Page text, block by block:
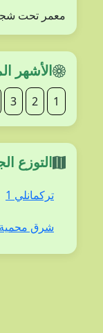
معمر تحت
الأشهر
1
2
3
التوزع
تركمانلي 1
شرق محمية